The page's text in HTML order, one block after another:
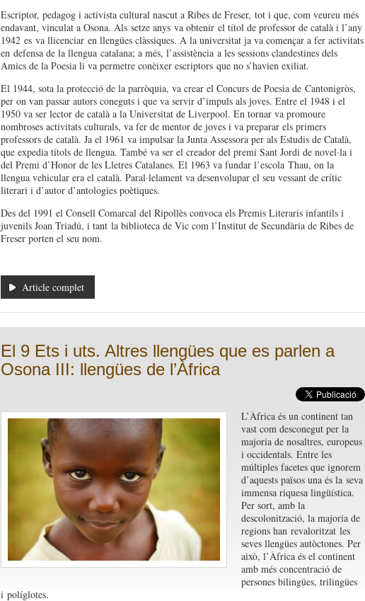
Escriptor, pedagog i activista cultural nascut a Ribes de Freser, tot i que, com veureu més
endavant, vinculat a Osona. Als setze anys va obtenirel títol de professor de català i l’any
1942 es va llicenciaren llengües clàssiques. A la universitat ja va començar a fer activitats
en defensa de la llengua catalana; a més, l’assistència a les sessions clandestines dels
Amics de la Poesia li va permetre conèixer escriptors que no s’havien exiliat.
El 1944, sota la protecció de la parròquia, va crear el Concurs de Poesia de Cantonigròs,
per on van passar autors coneguts i que va servir d’impuls als joves. Entre el 1948 i el
1950 va ser lector de català a la Universitat de Liverpool. En tornar va promoure
nombroses activitats culturals, va fer de mentor de joves i va preparar els primers
professors de català. Ja el 1961 va impulsar la Junta Assessora per als Estudis de Català,
que expedia títols de llengua. També va ser el creador del premi Sant Jordi de novel·la i
del Premi d’Honor de les Lletres Catalanes. El 1963 va fundar l’escola Thau, on la
llengua vehicular era el català. Paral·lelament va desenvolupar el seu vessant de crític
literari i d’autor d’antologies poètiques.
Des del 1991 el Consell Comarcal del Ripollès convoca els Premis Literaris infantils i
juvenils Joan Triadú, i tant la biblioteca de Vic com l’Institut de Secundària de Ribes de
Freser porten el seu nom.
Article complet
El 9 Ets i uts. Altres llengües que es parlen a
Osona III: llengües de l’Àfrica
L’Àfrica és un continent tan
vast com desconegut per la
majoria de nosaltres, europeus
i occidentals. Entre les
múltiples facetes que ignorem
d’aquests països una és la seva
immensa riquesa lingüística.
Per sort, amb la
descolonització, la majoria de
regions han revaloritzat les
seves llengües autòctones. Per
això, l’Àfrica és el continent
amb més concentració de
persones bilingües, trilingües
i políglotes.